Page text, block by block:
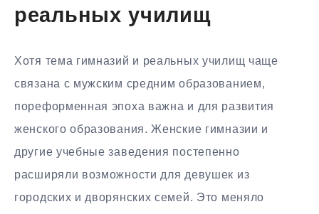
реальных училищ
Хотя тема гимназий и реальных училищ чаще
связана с мужским средним образованием,
пореформенная эпоха важна и для развития
женского образования. Женские гимназии и
другие учебные заведения постепенно
расширяли возможности для девушек из
городских и дворянских семей. Это меняло